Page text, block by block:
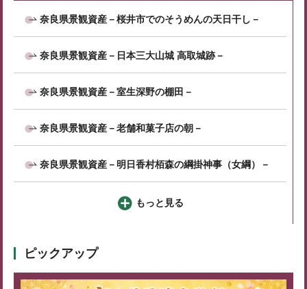
奈良県景観資産－桜井市でのそうめんの天日干し－
奈良県景観資産－日本三大山城 高取城跡－
奈良県景観資産－室生深野の棚田－
奈良県景観資産－老舗和菓子店の朝－
奈良県景観資産－明日香村栢森の綱掛神事（女綱）－
もっと見る
ピックアップ